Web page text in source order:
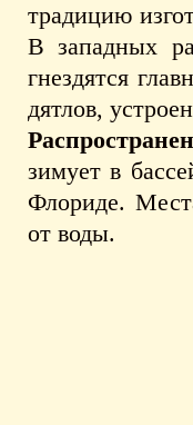
традицию
В западных
гнездятся
дятлов,
зимует в
Флориде.
от воды.